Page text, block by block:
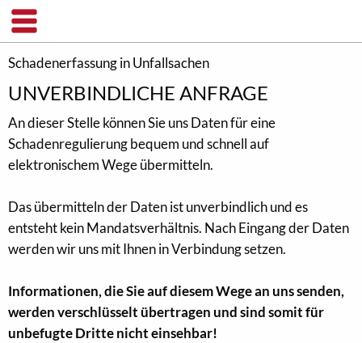
Schadenerfassung in Unfallsachen
UNVERBINDLICHE ANFRAGE
An dieser Stelle können Sie uns Daten für eine
Schadenregulierung bequem und schnell auf
elektronischem Wege übermitteln.
Das übermitteln der Daten ist unverbindlich und es
entsteht kein Mandatsverhältnis. Nach Eingang der Daten
werden wir uns mit Ihnen in Verbindung setzen.
Informationen, die Sie auf diesem Wege an uns senden,
werden verschlüsselt übertragen und sind somit für
unbefugte Dritte nicht einsehbar!